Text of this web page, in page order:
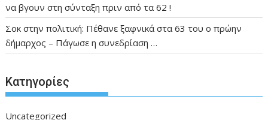
να βγουν στη σύνταξη πριν από τα 62 !
Σοκ στην πολιτική: Πέθανε ξαφνικά στα 63 του ο πρώην
δήμαρχος – Πάγωσε η συνεδρίαση …
Kατηγορίες
Uncategorized